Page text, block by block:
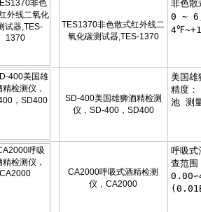
TES1370非色散式红外线二
氧化碳测试器,TES-1370
SD-400美国雄狮酒精检测
仪，SD-400，SD400
CA2000呼吸式酒精检测
仪，CA2000